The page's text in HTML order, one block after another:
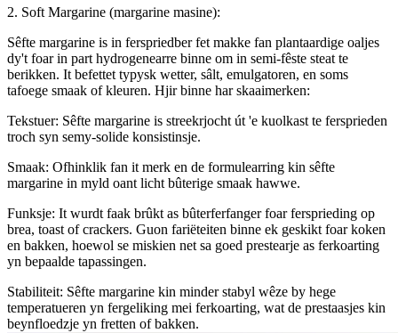
2. Soft Margarine (margarine masine):
Sêfte margarine is in ferspriedber fet makke fan plantaardige oaljes
dy't foar in part hydrogenearre binne om in semi-fêste steat te
berikken. It befettet typysk wetter, sâlt, emulgatoren, en soms
tafoege smaak of kleuren. Hjir binne har skaaimerken:
Tekstuer: Sêfte margarine is streekrjocht út 'e kuolkast te fersprieden
troch syn semy-solide konsistinsje.
Smaak: Ofhinklik fan it merk en de formulearring kin sêfte
margarine in myld oant licht bûterige smaak hawwe.
Funksje: It wurdt faak brûkt as bûterferfanger foar fersprieding op
brea, toast of crackers. Guon fariëteiten binne ek geskikt foar koken
en bakken, hoewol se miskien net sa goed prestearje as ferkoarting
yn bepaalde tapassingen.
Stabiliteit: Sêfte margarine kin minder stabyl wêze by hege
temperatueren yn fergeliking mei ferkoarting, wat de prestaasjes kin
beynfloedzje yn fretten of bakken.